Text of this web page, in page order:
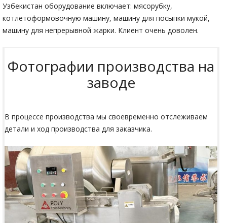
Узбекистан оборудование включает: мясорубку,
котлетоформовочную машину, машину для посыпки мукой,
машину для непрерывной жарки. Клиент очень доволен.
Фотографии производства на
заводе
В процессе производства мы своевременно отслеживаем
детали и ход производства для заказчика.